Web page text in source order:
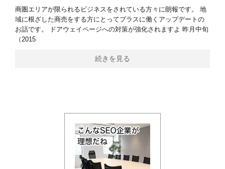
商圏エリアが限られるビジネスをされている方々に朗報です。 地
域に根ざした商売をする方にとってプラスに働くアップデートの
お話です。 ドアウェイページへの対策が強化されますよ 昨月中旬
（2015
続きを見る